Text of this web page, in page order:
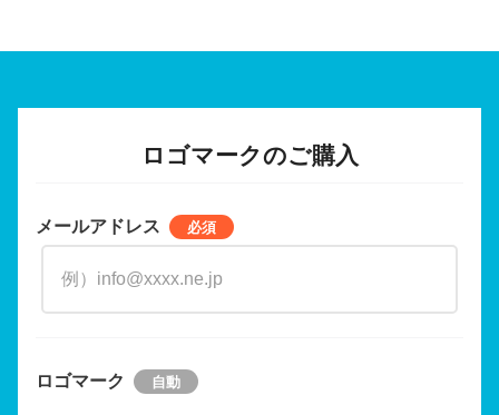
ロゴマークのご購入
メールアドレス
ロゴマーク